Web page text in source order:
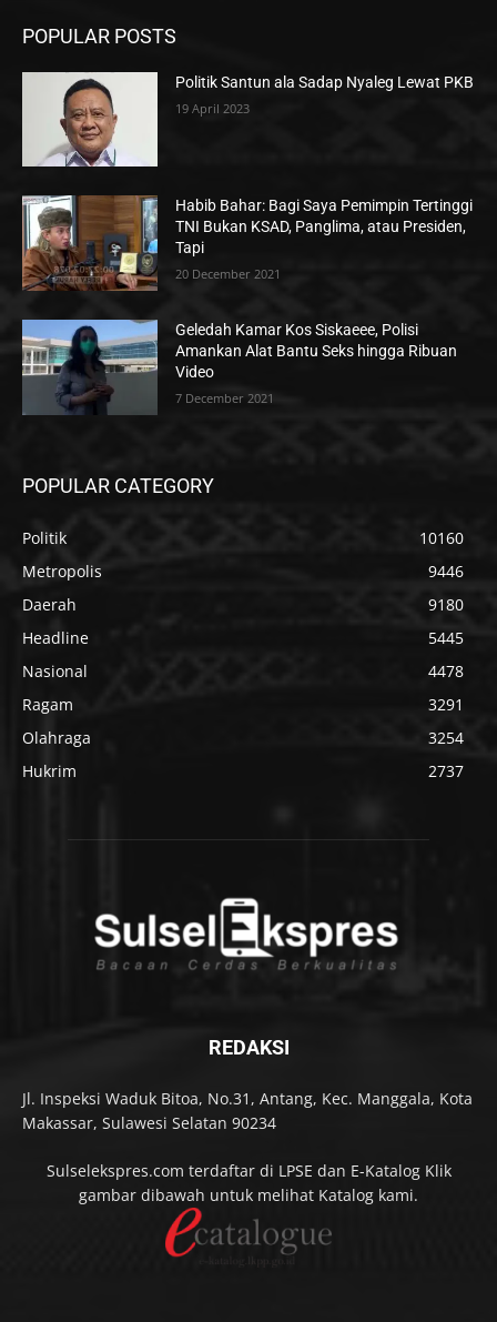
POPULAR POSTS
Politik Santun ala Sadap Nyaleg Lewat PKB
19 April 2023
Habib Bahar: Bagi Saya Pemimpin Tertinggi
TNI Bukan KSAD, Panglima, atau Presiden,
Tapi
20 December 2021
Geledah Kamar Kos Siskaeee, Polisi
Amankan Alat Bantu Seks hingga Ribuan
Video
7 December 2021
POPULAR CATEGORY
Politik
10160
Metropolis
9446
Daerah
9180
Headline
5445
Nasional
4478
Ragam
3291
Olahraga
3254
Hukrim
2737
REDAKSI
Jl. Inspeksi Waduk Bitoa, No.31, Antang, Kec. Manggala, Kota
Makassar, Sulawesi Selatan 90234
Sulselekspres.com terdaftar di LPSE dan E-Katalog Klik
gambar dibawah untuk melihat Katalog kami.